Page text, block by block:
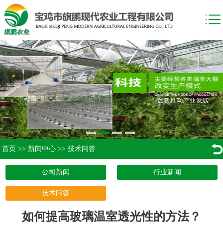
首页 >> 新闻中心 >> 技术问答
公司新闻 行业新闻
技术问答
如何提高玻璃温室透光性的方法？